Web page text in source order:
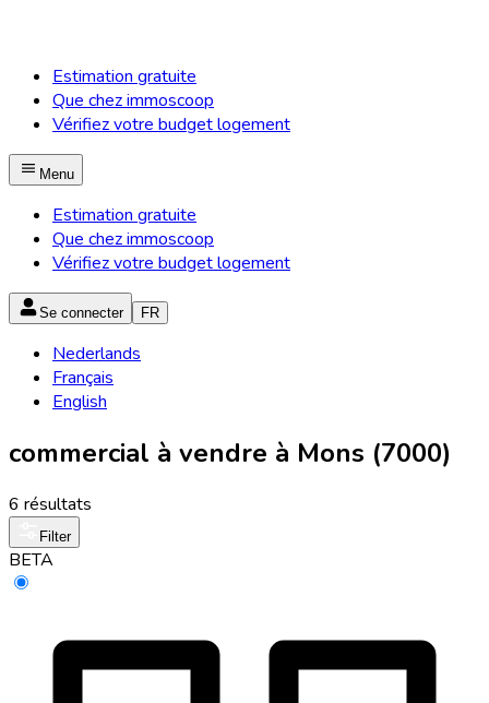
Estimation gratuite
Que chez immoscoop
Vérifiez votre budget logement
Menu
Estimation gratuite
Que chez immoscoop
Vérifiez votre budget logement
Se connecter FR
Nederlands
Français
English
commercial à vendre à Mons (7000)
6 résultats
Filter
BETA